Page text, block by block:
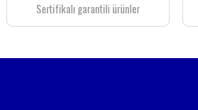
Bu ürüne benzer farklı alternatifler olmalı.
Sertifikalı garantili ürünler